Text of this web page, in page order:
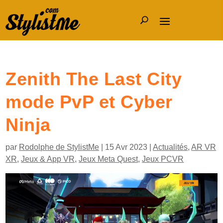
Zenith The Last City
mode PvP et Cyber
Ninja
par Rodolphe de StylistMe 15 Avr 2023 |Actualités,AR VR
XR,Jeux & App VR,Jeux Meta Quest,Jeux PCVR